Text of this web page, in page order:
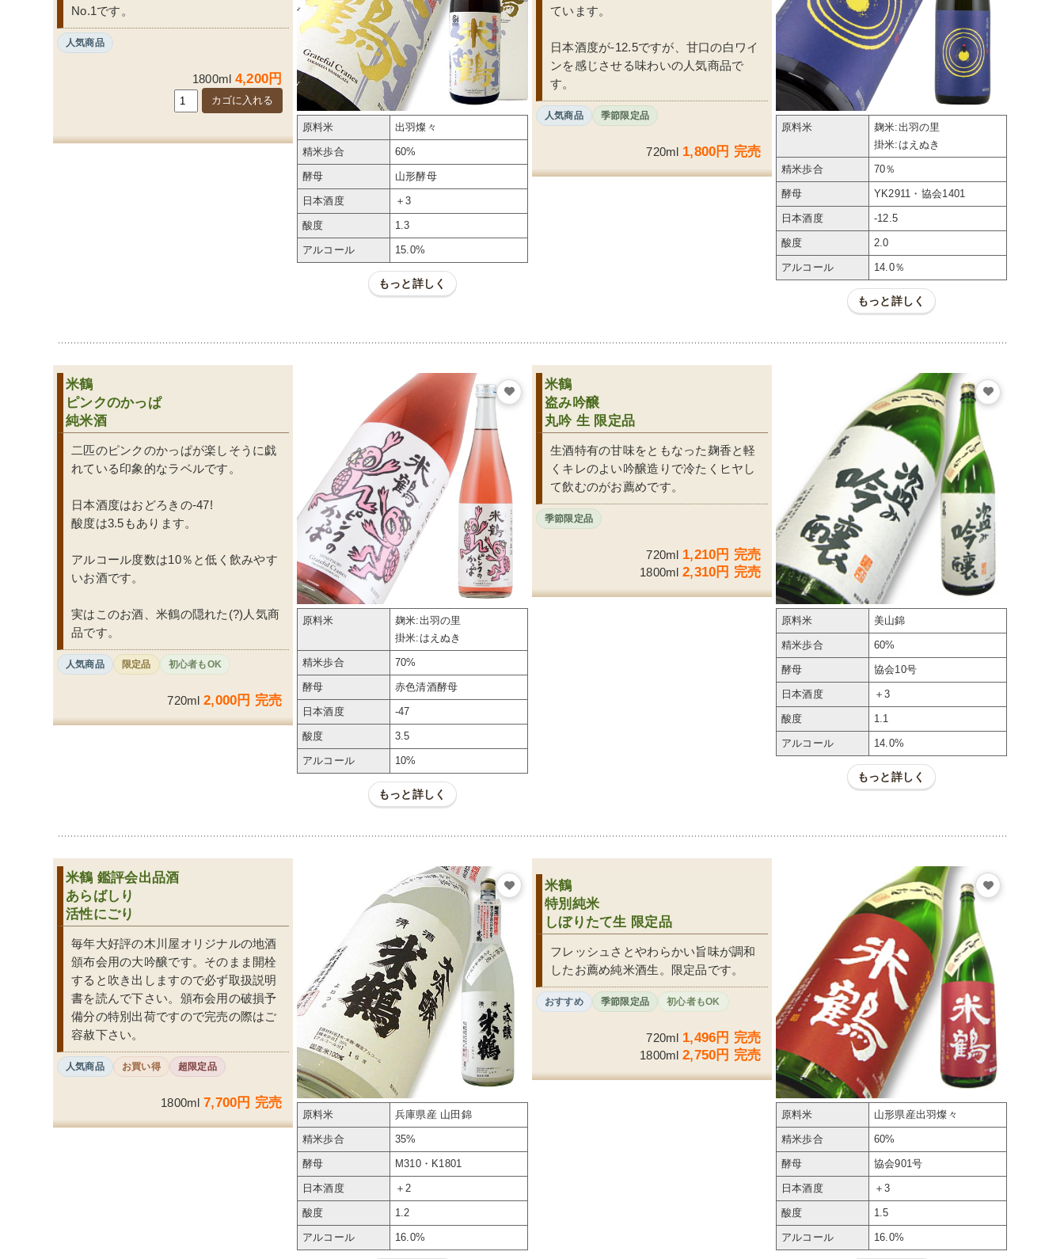
No.1です。
人気商品
1800ml 4,200円
原料米 出羽燦々
精米歩合 60%
酵母 山形酵母
日本酒度 ＋3
酸度 1.3
アルコール 15.0%
もっと詳しく
ています。
日本酒度が-12.5ですが、甘口の白ワイ
ンを感じさせる味わいの人気商品で
す。
人気商品 季節限定品
720ml 1,800円 完売
原料米
麹米:出羽の里
掛米:はえぬき
精米歩合 70％
酵母 YK2911・協会1401
日本酒度 -12.5
酸度 2.0
アルコール 14.0％
もっと詳しく
米鶴
ピンクのかっぱ
純米酒
二匹のピンクのかっぱが楽しそうに戯
れている印象的なラベルです。
日本酒度はおどろきの-47!
酸度は3.5もあります。
アルコール度数は10％と低く飲みやす
いお酒です。
実はこのお酒、米鶴の隠れた(?)人気商
品です。
人気商品 限定品 初心者もOK
720ml 2,000円 完売
原料米
麹米:出羽の里
掛米:はえぬき
精米歩合 70%
酵母 赤色清酒酵母
日本酒度 -47
酸度 3.5
アルコール 10%
もっと詳しく
米鶴
盗み吟醸
丸吟 生 限定品
生酒特有の甘味をともなった麹香と軽
くキレのよい吟醸造りで冷たくヒヤし
て飲むのがお薦めです。
季節限定品
720ml 1,210円 完売
1800ml 2,310円 完売
原料米 美山錦
精米歩合 60%
酵母 協会10号
日本酒度 ＋3
酸度 1.1
アルコール 14.0%
もっと詳しく
米鶴 鑑評会出品酒
あらばしり
活性にごり
毎年大好評の木川屋オリジナルの地酒
頒布会用の大吟醸です。そのまま開栓
すると吹き出しますので必ず取扱説明
書を読んで下さい。頒布会用の破損予
備分の特別出荷ですので完売の際はご
容赦下さい。
人気商品 お買い得 超限定品
1800ml 7,700円 完売
原料米 兵庫県産 山田錦
精米歩合 35%
酵母 M310・K1801
日本酒度 ＋2
酸度 1.2
アルコール 16.0%
米鶴
特別純米
しぼりたて生 限定品
フレッシュさとやわらかい旨味が調和
したお薦め純米酒生。限定品です。
おすすめ 季節限定品 初心者もOK
720ml 1,496円 完売
1800ml 2,750円 完売
原料米 山形県産出羽燦々
精米歩合 60%
酵母 協会901号
日本酒度 ＋3
酸度 1.5
アルコール 16.0%